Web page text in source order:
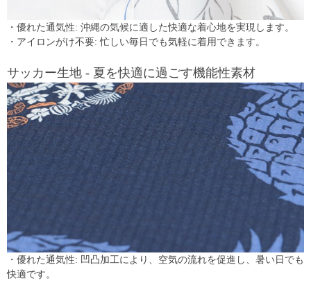
・優れた通気性: 沖縄の気候に適した快適な着心地を実現します。
・アイロンがけ不要: 忙しい毎日でも気軽に着用できます。
サッカー生地 - 夏を快適に過ごす機能性素材
・優れた通気性: 凹凸加工により、空気の流れを促進し、暑い日でも
快適です。